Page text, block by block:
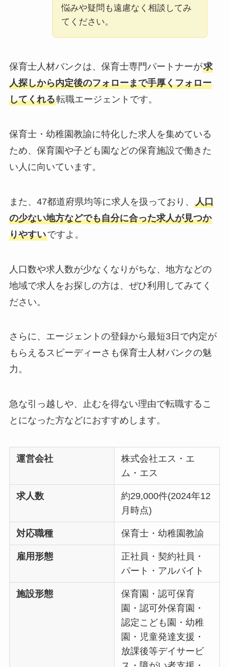
悩みや疑問も遠慮なく相談してみ
てください。
保育士人材バンクは、保育士専門パートナーが求
人探しから内定後のフォローまで手厚くフォロー
してくれる転職エージェントです。
保育士・幼稚園教諭に特化した求人を集めている
ため、保育園や子ども園などの保育施設で働きた
い人に向いています。
また、47都道府県均等に求人を扱っており、 人口
の少ない地方などでも自分に合った求人が見つか
りやすいですよ。
人口数や求人数が少なくなりがちな、地方などの
地域で求人をお探しの方は、ぜひ利用してみてく
ださい。
さらに、エージェントの登録から最短3日で内定が
もらえるスピーディーさも保育士人材バンクの魅
力。
急な引っ越しや、止むを得ない理由で転職するこ
とになった方などにおすすめします。
運営会社
株式会社エス・エ
ム・エス
求人数
約29,000件(2024年12
月時点)
対応職種 保育士・幼稚園教諭
雇用形態
正社員・契約社員・
パート・アルバイト
施設形態
保育園・認可保育
園・認可外保育園・
認定こども園・幼稚
園・児童発達支援・
放課後等デイサービ